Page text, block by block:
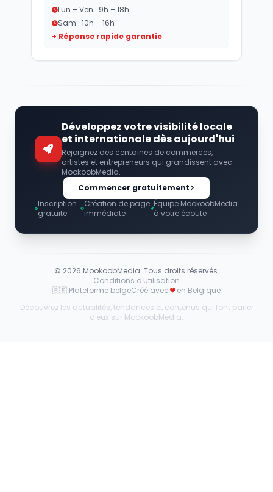
Lun – Ven : 9h – 18h
Sam : 10h – 16h
+ Réponse rapide garantie
Développez votre visibilité locale
et internationale dès aujourd'hui
Rejoignez des centaines de commerces,
artistes et entrepreneurs qui grandissent avec
MookoobMedia.
Commencer gratuitement
Inscription
gratuite
Création de page
immédiate
Équipe MookoobMedia
à votre écoute
© 2026 MookoobMedia. Tous droits réservés.
Conditions d'utilisation
🇧🇪 Plateforme belgeCréé avec
en Belgique
Découvrez les actualités, tendances et contenus qui font parler
d'eux sur MookoobMedia.